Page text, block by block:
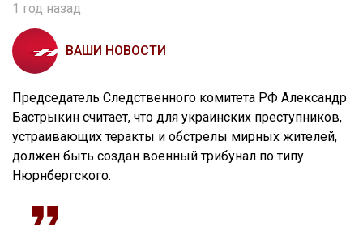
1 год назад
ВАШИ НОВОСТИ
Председатель Следственного комитета РФ Александр
Бастрыкин считает, что для украинских преступников,
устраивающих теракты и обстрелы мирных жителей,
должен быть создан военный трибунал по типу
Нюрнбергского.